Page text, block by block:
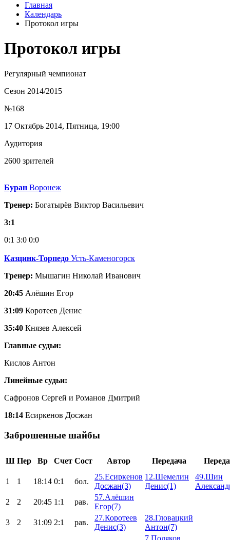
Главная
Календарь
Протокол игры
Протокол игры
Регулярный чемпионат
Сезон 2014/2015
№168
17 Октябрь 2014, Пятница, 19:00
Аудитория
2600 зрителей
Буран Воронеж
Тренер: Богатырёв Виктор Васильевич
3:1
0:1 3:0 0:0
Казцинк-Торпедо Усть-Каменогорск
Тренер: Мышагин Николай Иванович
20:45 Алёшин Егор
31:09 Коротеев Денис
35:40 Князев Алексей
Главные судьи:
Кислов Антон
Линейные судьи:
Сафронов Сергей и Романов Дмитрий
18:14 Есиркенов Досжан
Заброшенные шайбы
Ш Пер Вр Счет Сост Автор Передача
1 1 18:14 0:1 бол.
25.Есиркенов
Досжан(3)
12.Шемелин
Денис(1)
49.Шин
2
2 20:45 1:1 рав.
57.Алёшин
Егор(7)
3
2 31:09 2:1 рав.
27.Коротеев
Денис(3)
28.Гловацкий
Антон(7)